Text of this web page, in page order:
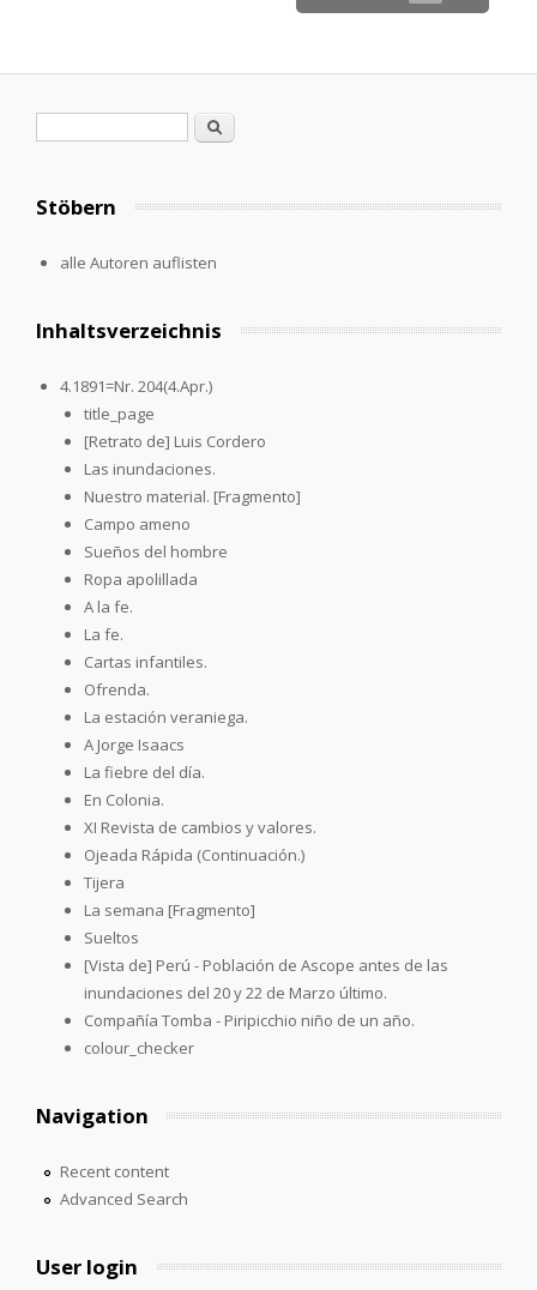
Search
Stöbern
alle Autoren auflisten
Inhaltsverzeichnis
4.1891=Nr. 204(4.Apr.)
title_page
[Retrato de] Luis Cordero
Las inundaciones.
Nuestro material. [Fragmento]
Campo ameno
Sueños del hombre
Ropa apolillada
A la fe.
La fe.
Cartas infantiles.
Ofrenda.
La estación veraniega.
A Jorge Isaacs
La fiebre del día.
En Colonia.
XI Revista de cambios y valores.
Ojeada Rápida (Continuación.)
Tijera
La semana [Fragmento]
Sueltos
[Vista de] Perú - Población de Ascope antes de las
inundaciones del 20 y 22 de Marzo último.
Compañía Tomba - Piripicchio niño de un año.
colour_checker
Navigation
Recent content
Advanced Search
User login